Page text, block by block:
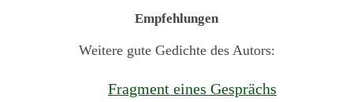
Empfehlungen
Weitere gute Gedichte des Autors:
Fragment eines Gesprächs